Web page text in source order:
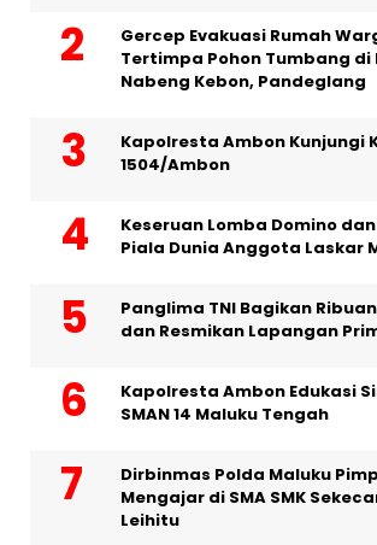
Gercep Evakuasi Rumah
Tertimpa Pohon Tumbang di
Nabeng Kebon, Pandeglang
Kapolresta Ambon Kunjungi
1504/Ambon
Keseruan Lomba Domino
Piala Dunia Anggota Laskar
Panglima TNI Bagikan
dan Resmikan Lapangan
Kapolresta Ambon Edukasi
SMAN 14 Maluku Tengah
Dirbinmas Polda Maluku
Mengajar di SMA SMK
Leihitu